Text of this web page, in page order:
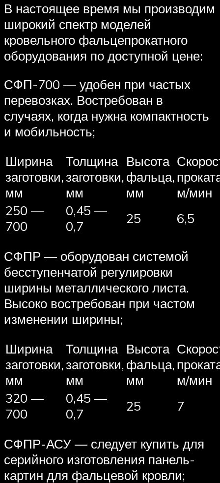
В настоящее время мы производим
широкий спектр моделей
кровельного фальцепрокатного
оборудования по доступной цене:
СФП-700 — удобен при частых
перевозках. Востребован в
случаях, когда нужна компактность
и мобильность;
Ширина
заготовки,
мм
Толщина
заготовки,
мм
Высота
фальца,
мм
м/мин
250 —
700
0,45 —
0,7
25 6,5
СФПР — оборудован системой
бесступенчатой регулировки
ширины металлического листа.
Высоко востребован при частом
изменении ширины;
Ширина
заготовки,
мм
Толщина
заготовки,
мм
Высота
фальца,
мм
м/мин
320 —
700
0,45 —
0,7
25 7
СФПР-АСУ — следует купить для
серийного изготовления панель-
картин для фальцевой кровли;